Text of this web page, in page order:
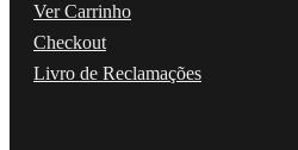
Ver Carrinho
Checkout
Livro de Reclamações